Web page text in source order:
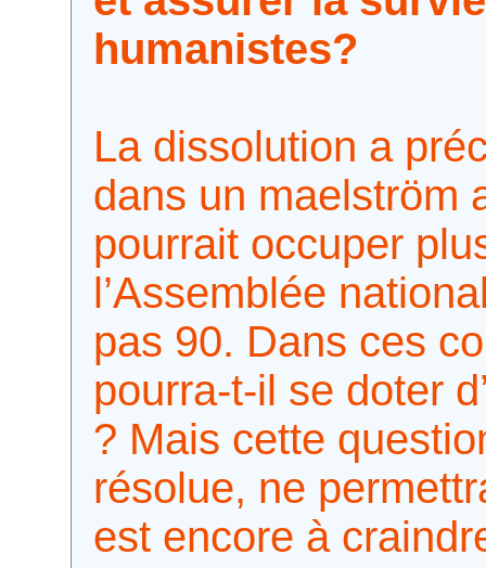
humanistes?
La dissolution a
dans un maelström
pourrait occuper
l’Assemblée
pas 90. Dans ces
pourra-t-il se doter
? Mais cette
résolue, ne
est encore à